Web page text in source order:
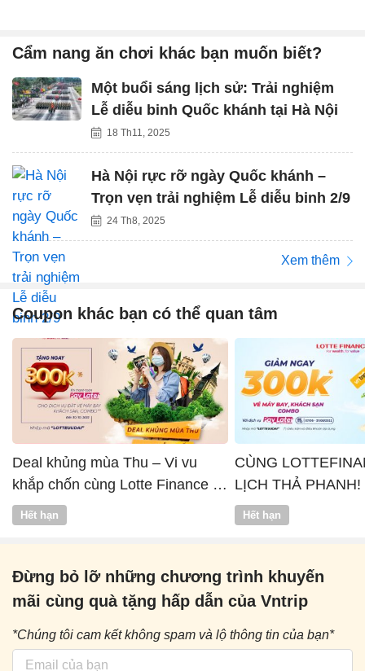
Cẩm nang ăn chơi khác bạn muốn biết?
Một buổi sáng lịch sử: Trải nghiệm
Lễ diễu binh Quốc khánh tại Hà Nội
18 Th11, 2025
Hà Nội rực rỡ ngày Quốc khánh –
Trọn vẹn trải nghiệm Lễ diễu binh 2/9
24 Th8, 2025
Xem thêm
Coupon khác bạn có thể quan tâm
Deal khủng mùa Thu – Vi vu
khắp chốn cùng Lotte Finance x
Vntrip
Hết hạn
CÙNG
LỊCH THẢ PHANH!
Hết hạn
Đừng bỏ lỡ những chương trình khuyến
mãi cùng quà tặng hấp dẫn của Vntrip
*Chúng tôi cam kết không spam và lộ thông tin của bạn*